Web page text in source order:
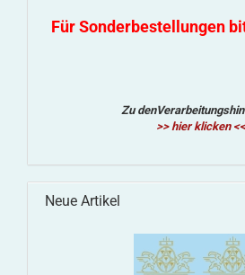
Für Sonderbestellungen
Zu
>> hier klicken <<
Neue Artikel